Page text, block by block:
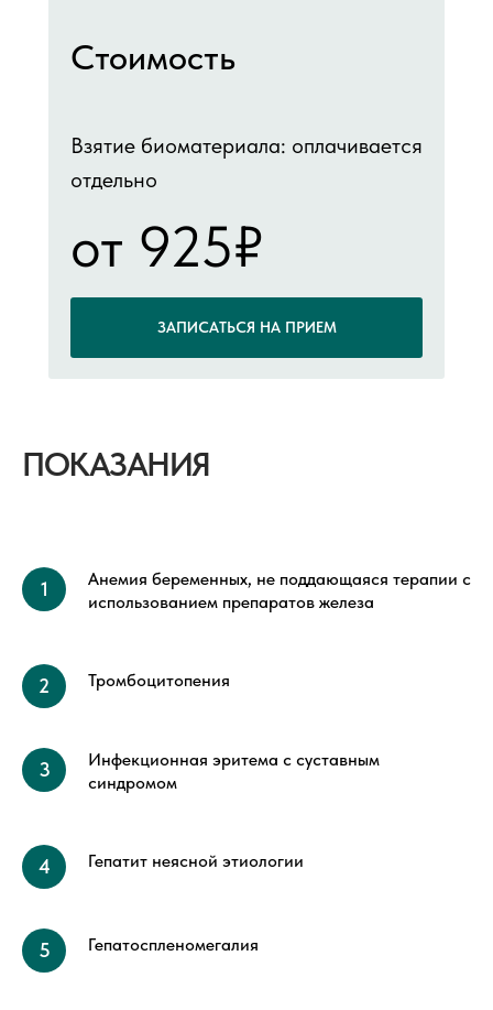
Стоимость
Взятие биоматериала: оплачивается
отдельно
от 925₽
ЗАПИСАТЬСЯ НА ПРИЕМ
ПОКАЗАНИЯ
Анемия беременных, не поддающаяся терапии с
использованием препаратов железа
Тромбоцитопения
Инфекционная эритема с суставным
синдромом
Гепатит неясной этиологии
Гепатоспленомегалия